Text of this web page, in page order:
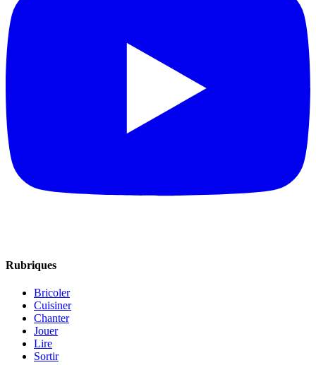
Rubriques
Bricoler
Cuisiner
Chanter
Jouer
Lire
Sortir